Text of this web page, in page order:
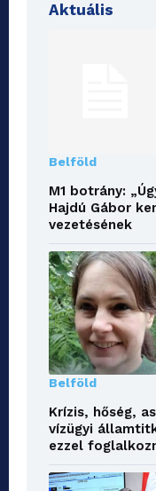
Aktuális
Belföld
M1 botrány:
Hajdú Gábor
vezetésének
Belföld
Krízis, hőség,
vízügyi
ezzel